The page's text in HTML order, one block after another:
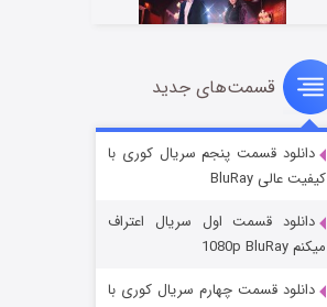
سریال زشت
قسمت۵ (زیرنویس) منتشر شد
قسمت‌های جدید
دانلود قسمت پنجم سریال کوری با
کیفیت عالی BluRay
دانلود قسمت اول سریال اعتراف
میکنم 1080p BluRay
دانلود قسمت چهارم سریال کوری با